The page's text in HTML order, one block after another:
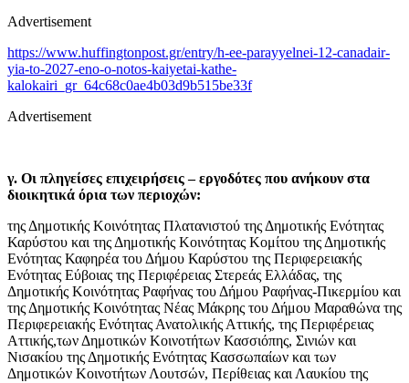
Advertisement
https://www.huffingtonpost.gr/entry/h-ee-parayyelnei-12-canadair-
yia-to-2027-eno-o-notos-kaiyetai-kathe-
kalokairi_gr_64c68c0ae4b03d9b515be33f
Advertisement
γ. Οι πληγείσες επιχειρήσεις – εργοδότες που ανήκουν στα
διοικητικά όρια των περιοχών:
της Δημοτικής Κοινότητας Πλατανιστού της Δημοτικής Ενότητας
Καρύστου και της Δημοτικής Κοινότητας Κομίτου της Δημοτικής
Ενότητας Καφηρέα του Δήμου Καρύστου της Περιφερειακής
Ενότητας Εύβοιας της Περιφέρειας Στερεάς Ελλάδας, της
Δημοτικής Κοινότητας Ραφήνας του Δήμου Ραφήνας-Πικερμίου και
της Δημοτικής Κοινότητας Νέας Μάκρης του Δήμου Μαραθώνα της
Περιφερειακής Ενότητας Ανατολικής Αττικής, της Περιφέρειας
Αττικής,των Δημοτικών Κοινοτήτων Κασσιόπης, Σινιών και
Νισακίου της Δημοτικής Ενότητας Κασσωπαίων και των
Δημοτικών Κοινοτήτων Λουτσών, Περίθειας και Λαυκίου της